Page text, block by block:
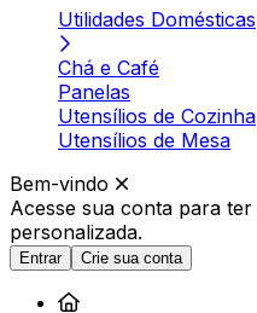
Utilidades Domésticas
Chá e Café
Panelas
Utensílios de Cozinha
Utensílios de Mesa
Bem-vindo
Acesse sua conta para ter
personalizada.
Entrar Crie sua conta